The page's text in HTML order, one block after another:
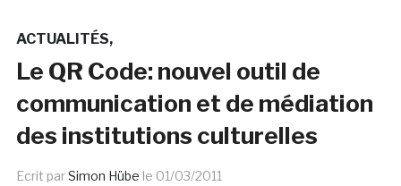
ACTUALITÉS
Le QR Code: nouvel outil de
communication et de médiation
des institutions culturelles
Ecrit parSimon Hübe le 01/03/2011